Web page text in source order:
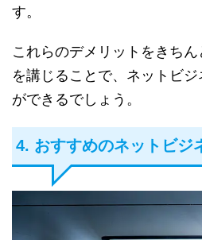
す。
これらのデメリットをきち
を講じることで、ネットビ
ができるでしょう。
4. おすすめのネットビジ